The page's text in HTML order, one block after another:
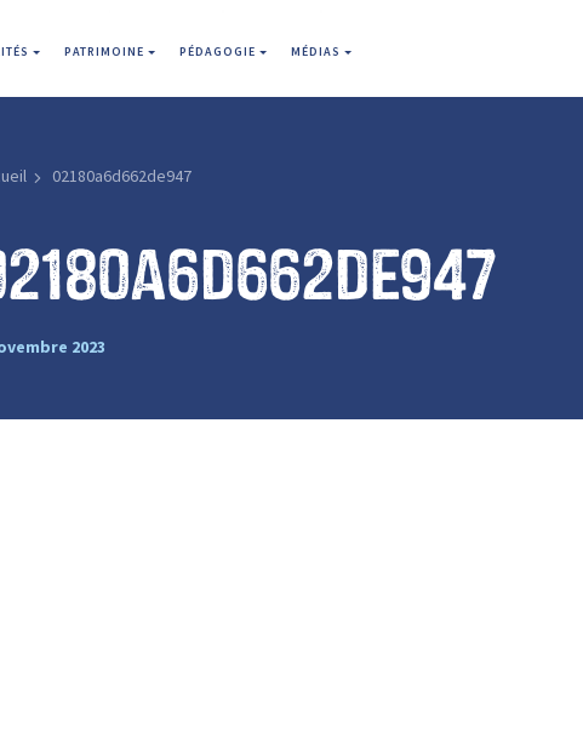
PATRIMOINE PÉDAGOGIE MÉDIAS
02180a6d662de947
2023